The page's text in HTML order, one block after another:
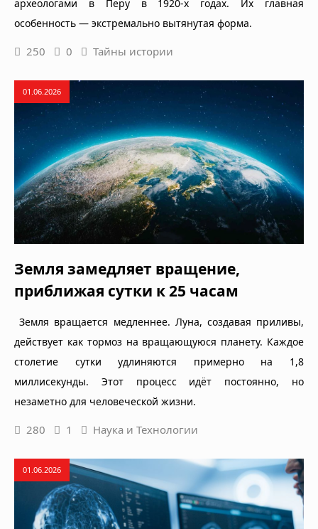
археологами в Перу в 1920-х годах. Их главная
особенность — экстремально вытянутая форма.
250 0 Тайны истории
01.06.2026
Земля замедляет вращение,
приближая сутки к 25 часам
Земля вращается медленнее. Луна, создавая приливы,
действует как тормоз на вращающуюся планету. Каждое
столетие сутки удлиняются примерно на 1,8
миллисекунды. Этот процесс идёт постоянно, но
незаметно для человеческой жизни.
280 1 Наука и Технологии
01.06.2026